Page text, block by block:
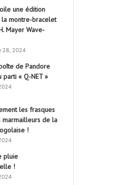
une édition
montre-bracelet
Mayer Wave-
28, 2024
de Pandore
parti « Q-NET »
les frasques
marmailleurs de la
!
pluie
!